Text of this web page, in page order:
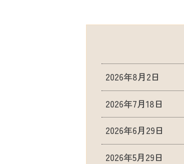
2026年8月2日
2026年7月18日
2026年6月29日
2026年5月29日